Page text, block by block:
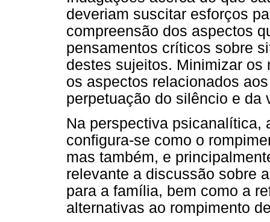
deveriam suscitar esforços
compreensão dos aspectos
pensamentos críticos sobre
destes sujeitos. Minimizar
os aspectos relacionados
perpetuação do silêncio e da
Na perspectiva psicanalítica,
configura-se como o
mas também, e
relevante a discussão sobre
para a família, bem como a
alternativas ao rompimento